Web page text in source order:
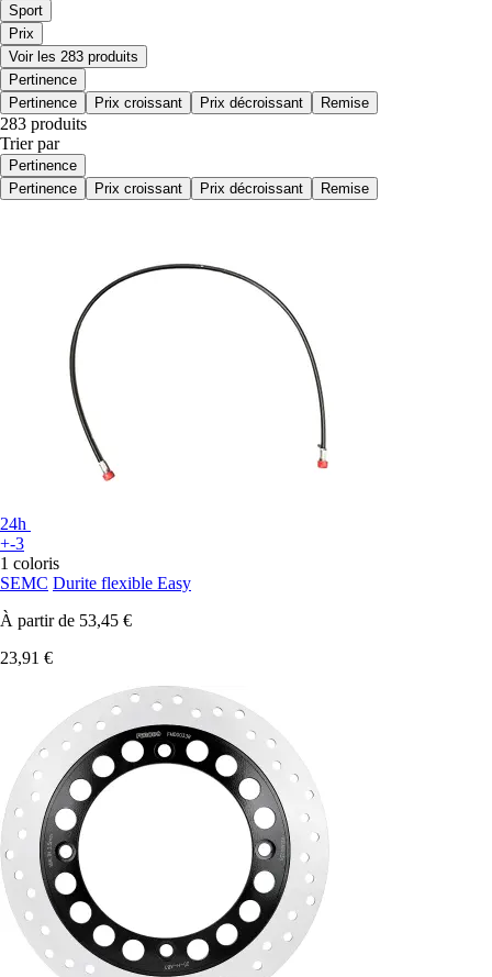
Sport
Prix
Voir les 283 produits
Pertinence
Pertinence
Prix croissant Prix décroissant Remise
283 produits
Trier par
Pertinence
Pertinence
Prix croissant Prix décroissant Remise
24h
+-3
1 coloris
SEMC Durite flexible Easy
À partir de 53,45 €
23,91 €